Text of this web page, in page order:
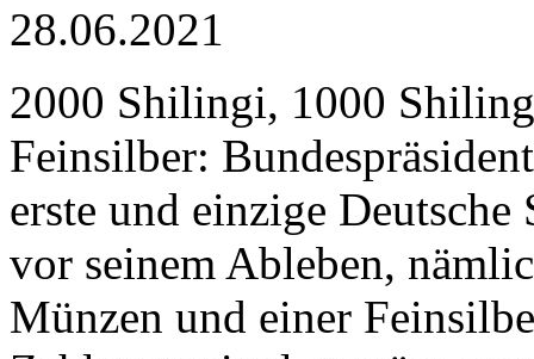
28.06.2021
2000 Shilingi, 1000
Feinsilber:
erste und einzige Deutsche
vor seinem Ableben,
Münzen und einer